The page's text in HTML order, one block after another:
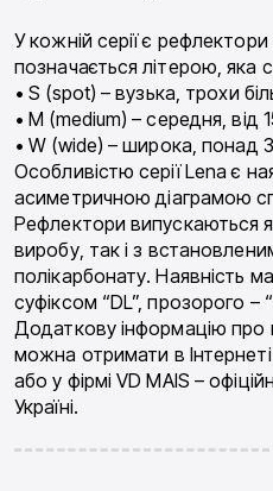
У кожній серії є
позначається літерою, яка
• S (spot) – вузька, трохи
• M (medium) – середня, від
• W (wide) – широка, понад
Особливістю серії Lena є
асиметричною діаграмою
Рефлектори випускаються
виробу, так і з
полікарбонату. Наявність
суфіксом “DL”, прозорого –
Додаткову інформацію про
можна отримати в
або у фірмі VD MAIS –
Україні.